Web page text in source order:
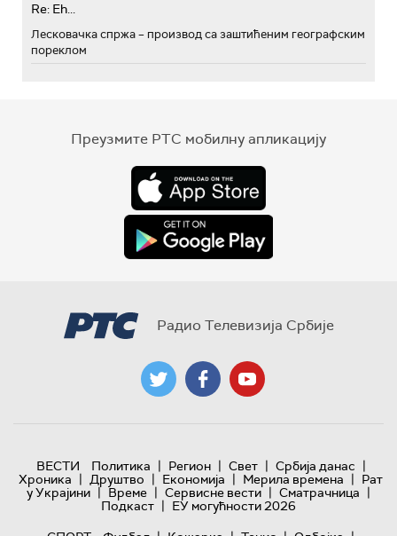
Re: Eh...
Лесковачка спржа – производ са заштићеним географским
пореклом
Преузмите РТС мобилну апликацију
Радио Телевизија Србије
ВЕСТИ Политика | Регион | Свет | Србија данас |
Хроника | Друштво | Економија | Мерила времена | Рат
у Украјини | Време | Сервисне вести | Сматрачница |
Подкаст | ЕУ могућности 2026